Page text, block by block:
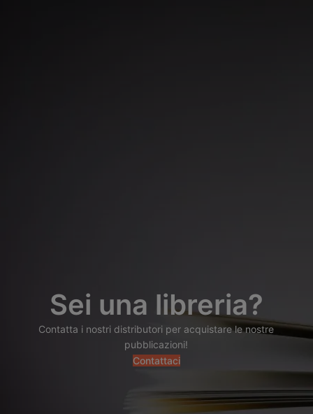
Sei una libreria?
Contatta i nostri distributori per acquistare le nostre
pubblicazioni!
Contattaci